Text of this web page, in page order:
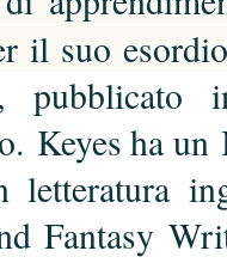
il suo
Keyes ha
letteratura
Fantasy